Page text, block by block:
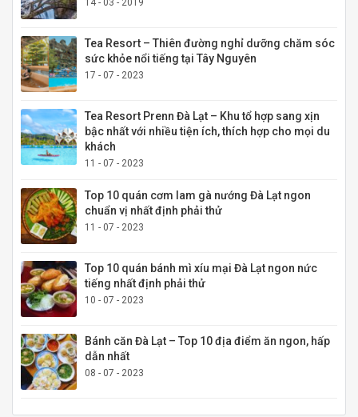
14 - 03 - 2019
Tea Resort – Thiên đường nghỉ dưỡng chăm sóc
sức khỏe nổi tiếng tại Tây Nguyên
17 - 07 - 2023
Tea Resort Prenn Đà Lạt – Khu tổ hợp sang xịn
bậc nhất với nhiều tiện ích, thích hợp cho mọi du
khách
11 - 07 - 2023
Top 10 quán cơm lam gà nướng Đà Lạt ngon
chuẩn vị nhất định phải thử
11 - 07 - 2023
Top 10 quán bánh mì xíu mại Đà Lạt ngon nức
tiếng nhất định phải thử
10 - 07 - 2023
Bánh căn Đà Lạt – Top 10 địa điểm ăn ngon, hấp
dẫn nhất
08 - 07 - 2023